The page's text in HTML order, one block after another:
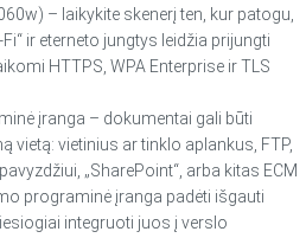
– laikykite skenerį ten, kur patogu,
ir eterneto jungtys leidžia prijungti
HTTPS, WPA Enterprise ir TLS
įranga – dokumentai gali būti
vietą: vietinius ar tinklo aplankus, FTP,
„SharePoint“, arba kitas ECM
programinė įranga padėti išgauti
integruoti juos į verslo